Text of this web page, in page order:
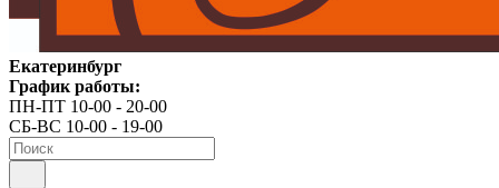
Екатеринбург
График работы:
ПН-ПТ 10-00 - 20-00
СБ-ВС 10-00 - 19-00